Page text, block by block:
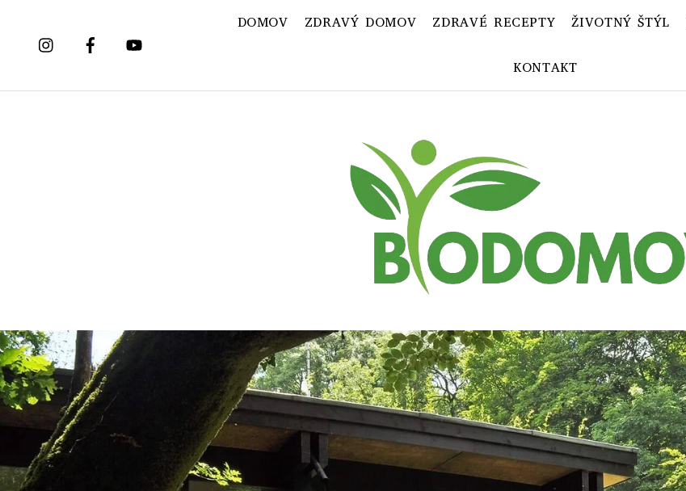
content
DOMOV ZDRAVÝ DOMOV ZDRAVÉ RECEPTY ŽIVOTNÝ ŠTÝL
KONTAKT